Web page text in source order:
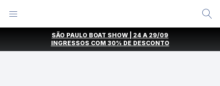
SÃO PAULO BOAT SHOW | 24 A 29/09
INGRESSOS COM 30% DE DESCONTO